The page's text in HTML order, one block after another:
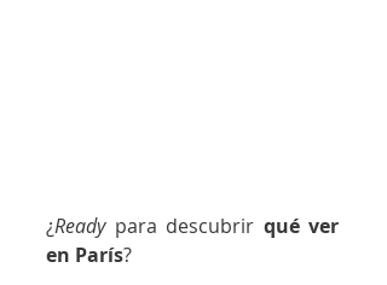
¿Ready para descubrir qué ver
en París?